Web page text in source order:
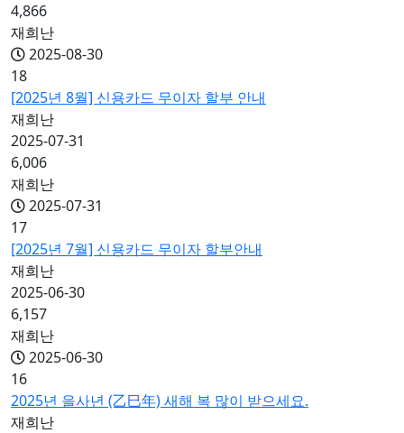
4,866
재희난
2025-08-30
18
[2025년 8월] 신용카드 무이자 할부 안내
재희난
2025-07-31
6,006
재희난
2025-07-31
17
[2025년 7월] 신용카드 무이자 할부안내
재희난
2025-06-30
6,157
재희난
2025-06-30
16
2025년 을사년 (乙巳年) 새해 복 많이 받으세요.
재희난